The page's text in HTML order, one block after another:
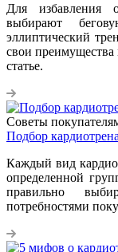
Для избавления
выбирают
эллиптический
свои преимущества
статье.
Советы
Подбор
Каждый вид
определенной
правильно
потребностями